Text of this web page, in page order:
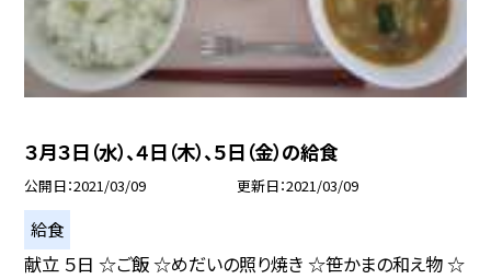
３月３日（水）、４日（木）、５日（金）の給食
公開日 2021/03/09 更新日 2021/03/09
給食
献立 ５日 ☆ご飯 ☆めだいの照り焼き ☆笹かまの和え物 ☆